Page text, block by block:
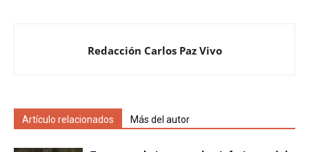
Redacción Carlos Paz Vivo
Artículo relacionados Más del autor